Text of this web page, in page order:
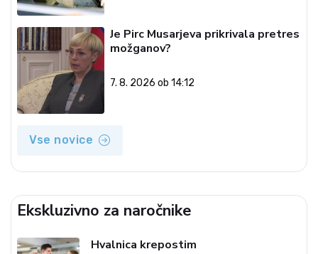
Je Pirc Musarjeva prikrivala pretres
možganov?
7. 8. 2026 ob 14:12
Vse novice
Ekskluzivno za naročnike
Hvalnica krepostim